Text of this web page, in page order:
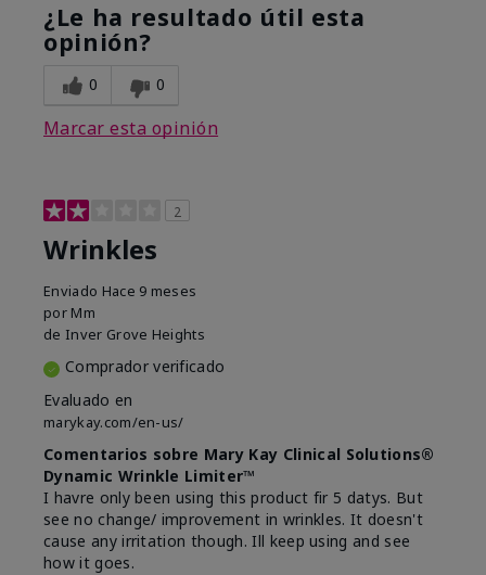
¿Le ha resultado útil esta
opinión?
0 0
Marcar esta opinión
2
Wrinkles
Enviado Hace 9 meses
por Mm
de Inver Grove Heights
Comprador verificado
Evaluado en
marykay.com/en-us/
Comentarios sobre Mary Kay Clinical Solutions®
Dynamic Wrinkle Limiter™
I havre only been using this product fir 5 datys. But
see no change/ improvement in wrinkles. It doesn't
cause any irritation though. Ill keep using and see
how it goes.